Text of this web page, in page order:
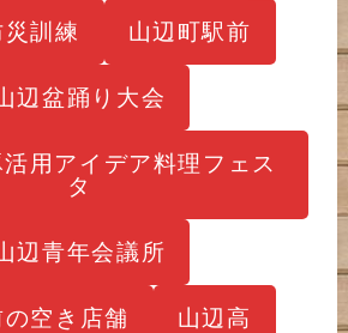
訓練 山辺町駅前
辺盆踊り大会
用アイデア料理フェス
タ
辺青年会議所
空き店舗 山辺高